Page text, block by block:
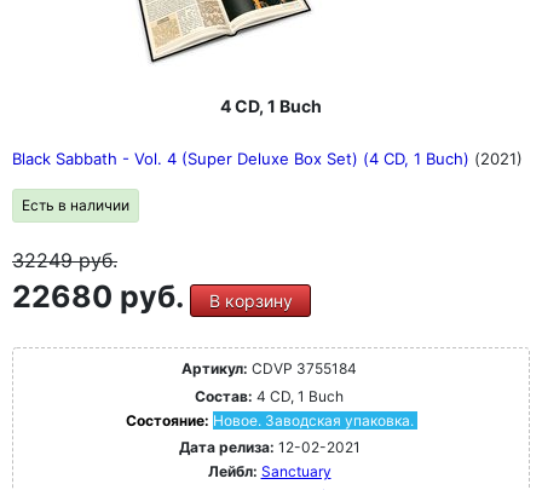
4 CD, 1 Buch
Black Sabbath - Vol. 4 (Super Deluxe Box Set) (4 CD, 1 Buch) (2021)
Есть в наличии
32249руб.
22680 руб. В корзину
Артикул: CDVP 3755184
Состав: 4 CD, 1 Buch
Состояние: Новое. Заводская упаковка.
Дата релиза: 12-02-2021
Лейбл: Sanctuary